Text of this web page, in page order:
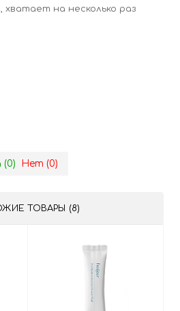
хватает на несколько раз
(0) Нет (0)
ТОВАРЫ (8)